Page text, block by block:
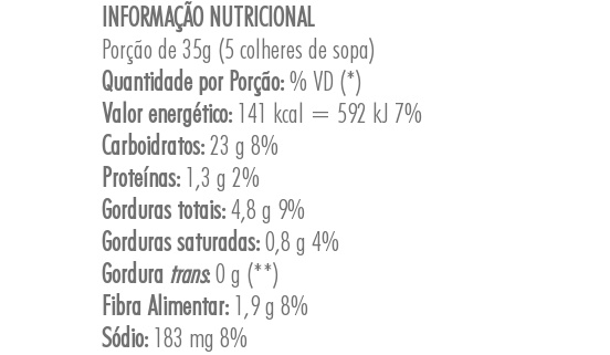
INFORMAÇÃO NUTRICIONAL
Porção de 35g (5 colheres de sopa)
Quantidade por Porção:% VD (*)
Valor energético: 141 kcal = 592 kJ 7%
Carboidratos:23 g 8%
Proteínas: 1,3 g 2%
Gorduras totais:4,8 g 9%
Gorduras saturadas:0,8 g 4%
Gordura trans:0 g (**)
Fibra Alimentar: 1,9 g 8%
Sódio: 183 mg 8%